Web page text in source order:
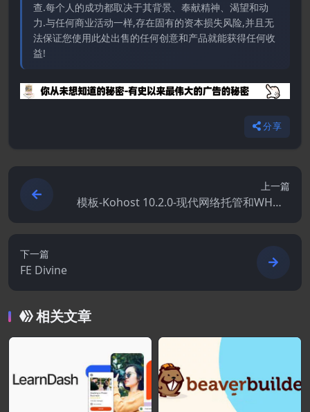
查.每个人的成功都取决于其背景、奉献精神、渴望和动
力.与任何商业活动一样,存在固有的资本损失风险,并且无
法保证您使用此处出售的任何创意和产品就能获得任何收
益!
分享
上一篇
模板-Kohost 10.2.0-现代网络托管和WHMC
模板
下一篇
FE Divine
相关文章